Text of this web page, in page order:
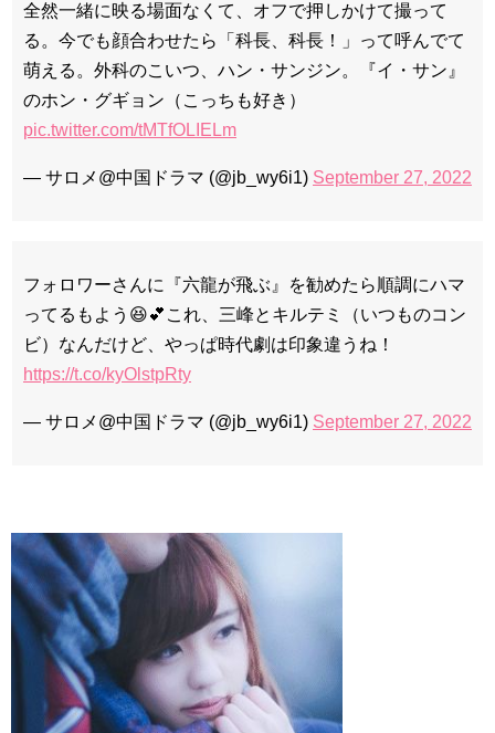
全然一緒に映る場面なくて、オフで押しかけて撮って
る。今でも顔合わせたら「科長、科長！」って呼んでて
萌える。外科のこいつ、ハン・サンジン。『イ・サン』
のホン・グギョン（こっちも好き）
pic.twitter.com/tMTfOLIELm
— サロメ@中国ドラマ (@jb_wy6i1) September 27, 2022
フォロワーさんに『六龍が飛ぶ』を勧めたら順調にハマ
ってるもよう😆💕これ、三峰とキルテミ（いつものコン
ビ）なんだけど、やっぱ時代劇は印象違うね！
https://t.co/kyOlstpRty
— サロメ@中国ドラマ (@jb_wy6i1) September 27, 2022